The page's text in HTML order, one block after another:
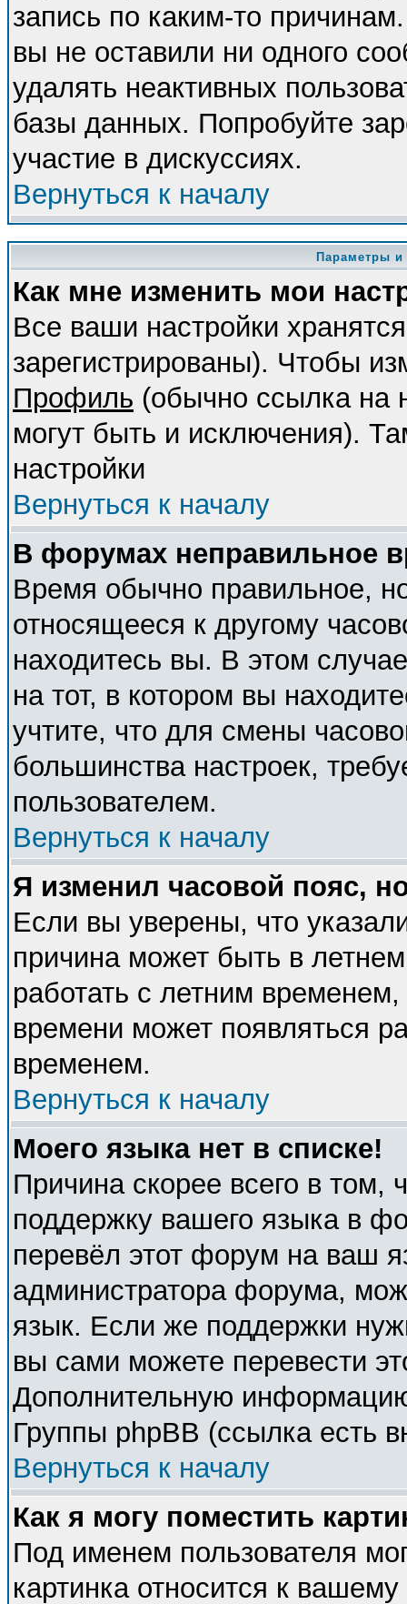
запись по каким-то
вы не оставили ни одного
удалять неактивных
базы данных. Попробуйте
участие в дискуссиях.
Вернуться к началу
Параметры и
Как мне изменить мои
Все ваши настройки
зарегистрированы). Чтобы
Профиль (обычно ссылка на
могут быть и исключения).
настройки
Вернуться к началу
В форумах неправильное
Время обычно правильное,
относящееся к другому
находитесь вы. В этом
на тот, в котором вы
учтите, что для смены
большинства настроек,
пользователем.
Вернуться к началу
Я изменил часовой пояс,
Если вы уверены, что
причина может быть в
работать с летним временем,
времени может появляться
временем.
Вернуться к началу
Моего языка нет в списке!
Причина скорее всего в том,
поддержку вашего языка в
перевёл этот форум на ваш
администратора форума,
язык. Если же поддержки
вы сами можете перевести
Дополнительную
Группы phpBB (ссылка есть
Вернуться к началу
Как я могу поместить
Под именем пользователя
картинка относится к